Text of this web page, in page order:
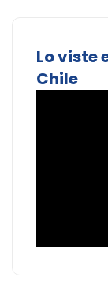
Lo viste
Chile